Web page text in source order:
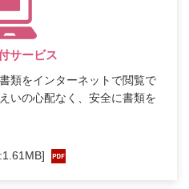
サービス
類をインターネットで閲覧で
いの心配なく、安全に書類を